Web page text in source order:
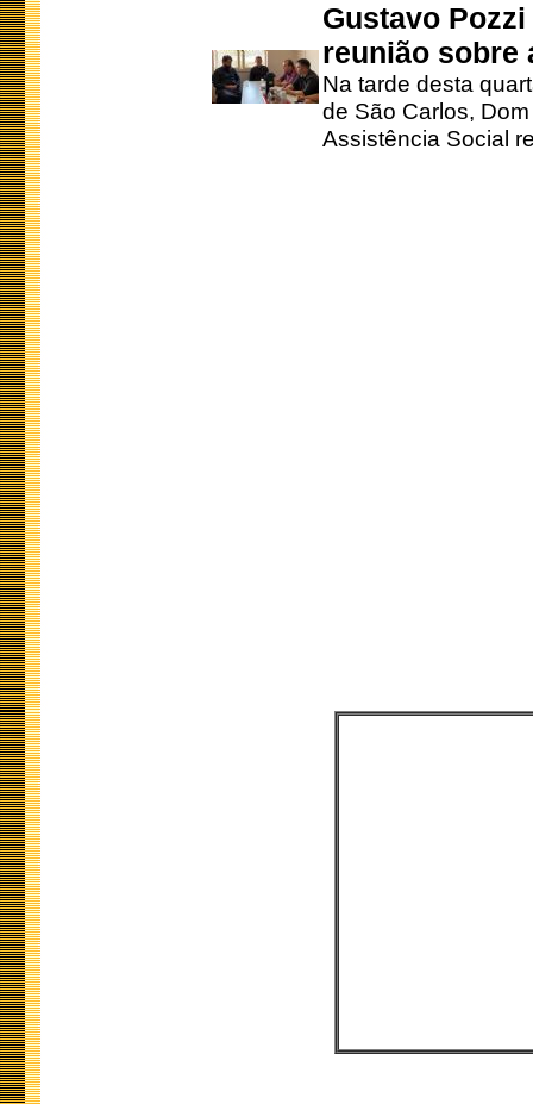
Gustavo
reunião sobre
Na tarde desta
de São Carlos,
Assistência Social